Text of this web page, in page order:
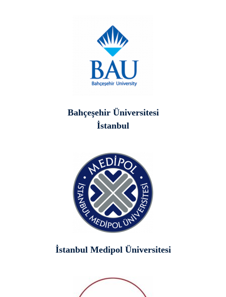
Bahçeşehir Üniversitesi
İstanbul
İstanbul Medipol Üniversitesi